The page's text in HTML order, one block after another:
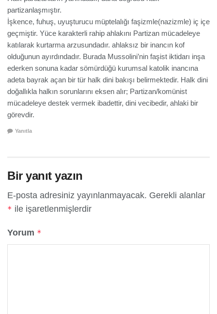
partizanlaşmıştır.
İşkence, fuhuş, uyuşturucu müptelalığı faşizmle(nazizmle) iç içe
geçmiştir. Yüce karakterli rahip ahlakını Partizan mücadeleye
katılarak kurtarma arzusundadır. ahlaksız bir inancın kof
olduğunun ayırdındadır. Burada Mussolini’nin faşist iktidarı inşa
ederken sonuna kadar sömürdüğü kurumsal katolik inancına
adeta bayrak açan bir tür halk dini bakışı belirmektedir. Halk dini
doğallıkla halkın sorunlarını eksen alır; Partizan/komünist
mücadeleye destek vermek ibadettir, dini vecibedir, ahlaki bir
görevdir.
Yanıtla
Bir yanıt yazın
E-posta adresiniz yayınlanmayacak. Gerekli alanlar
* ile işaretlenmişlerdir
Yorum *